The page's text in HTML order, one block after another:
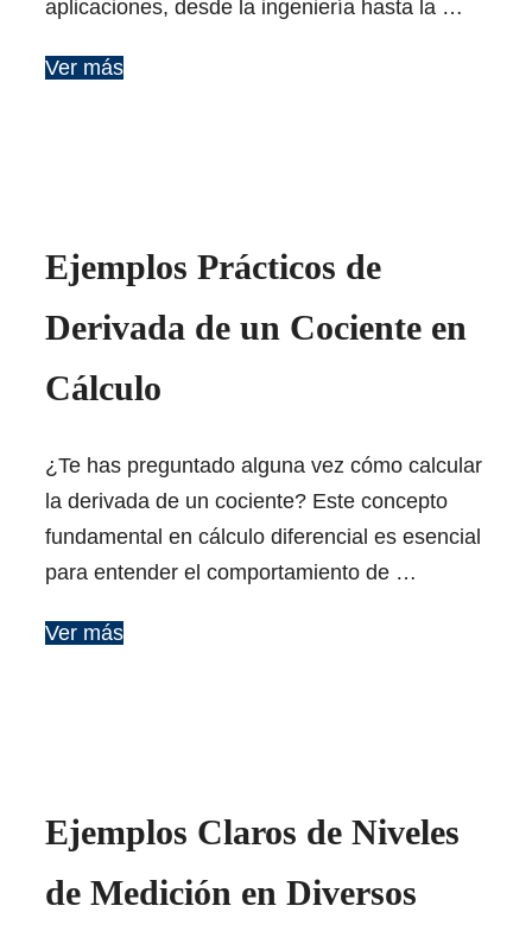
aplicaciones, desde la ingeniería hasta la …
Ver más
Ejemplos Prácticos de
Derivada de un Cociente en
Cálculo
¿Te has preguntado alguna vez cómo calcular
la derivada de un cociente? Este concepto
fundamental en cálculo diferencial es esencial
para entender el comportamiento de …
Ver más
Ejemplos Claros de Niveles
de Medición en Diversos